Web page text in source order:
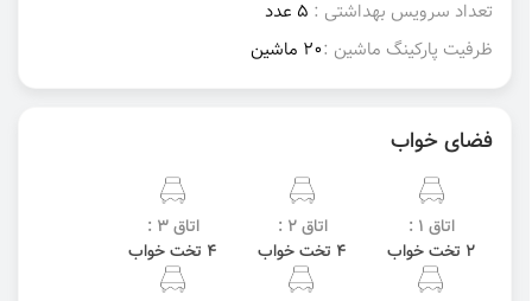
تعداد سرویس بهداشتی : 5 عدد
ظرفیت پارکینگ ماشین :20 ماشین
فضای خواب
اتاق 1 :
2 تخت خواب
اتاق 2 :
4 تخت خواب
اتاق 3 :
4 تخت خواب